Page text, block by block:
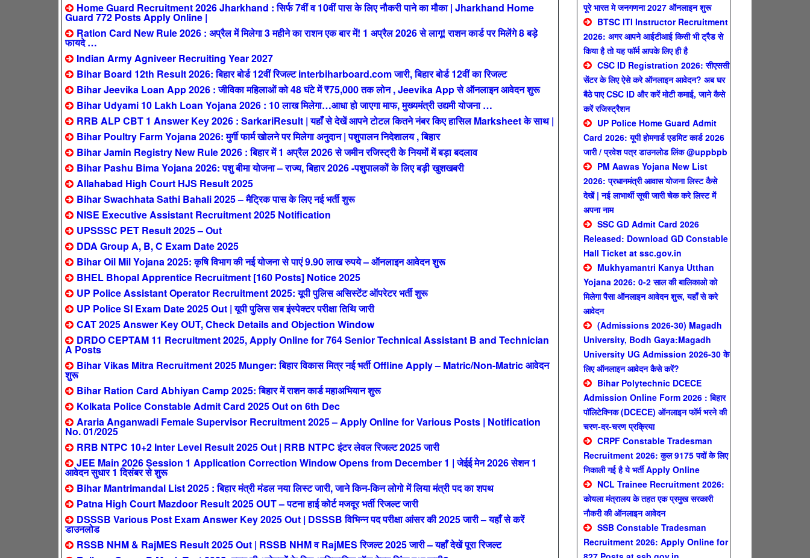
Home Guard Recruitment 2026 Jharkhand : सिर्फ 7वीं व 10वीं पास के लिए नौकरी पाने का मौका | Jharkhand Home
Guard 772 Posts Apply Online |
Ration Card New Rule 2026 : अप्रैल में मिलेगा 3 महीने का राशन एक बार में! 1 अप्रैल 2026 से लागू! राशन कार्ड पर मिलेंगे 8 बड़े
फायदे …
Indian Army Agniveer Recruiting Year 2027
Bihar Board 12th Result 2026: बिहार बोर्ड 12वीं रिजल्ट interbiharboard.com जारी, बिहार बोर्ड 12वीं का रिजल्ट
Bihar Jeevika Loan App 2026 : जीविका महिलाओं को 48 घंटे में ₹75,000 तक लोन , Jeevika App से ऑनलाइन आवेदन शुरू
Bihar Udyami 10 Lakh Loan Yojana 2026 : 10 लाख मिलेगा…आधा हो जाएगा माफ, मुख्यमंत्री उद्यमी योजना …
RRB ALP CBT 1 Answer Key 2026 : SarkariResult | यहाँ से देखें आपने टोटल कितने नंबर किए हासिल Marksheet के साथ |
Bihar Poultry Farm Yojana 2026: मुर्गी फार्म खोलने पर मिलेगा अनुदान | पशुपालन निदेशालय , बिहार
Bihar Jamin Registry New Rule 2026 : बिहार में 1 अप्रैल 2026 से जमीन रजिस्ट्री के नियमों में बड़ा बदलाव
Bihar Pashu Bima Yojana 2026: पशु बीमा योजना – राज्य, बिहार 2026 -पशुपालकों के लिए बड़ी खुशखबरी
Allahabad High Court HJS Result 2025
Bihar Swachhata Sathi Bahali 2025 – मैट्रिक पास के लिए नई भर्ती शुरू
NISE Executive Assistant Recruitment 2025 Notification
UPSSSC PET Result 2025 – Out
DDA Group A, B, C Exam Date 2025
Bihar Oil Mil Yojana 2025: कृषि विभाग की नई योजना से पाएं 9.90 लाख रुपये – ऑनलाइन आवेदन शुरू
BHEL Bhopal Apprentice Recruitment [160 Posts] Notice 2025
UP Police Assistant Operator Recruitment 2025: यूपी पुलिस असिस्टेंट ऑपरेटर भर्ती शुरू
UP Police SI Exam Date 2025 Out | यूपी पुलिस सब इंस्पेक्टर परीक्षा तिथि जारी
CAT 2025 Answer Key OUT, Check Details and Objection Window
DRDO CEPTAM 11 Recruitment 2025, Apply Online for 764 Senior Technical Assistant B and Technician
A Posts
Bihar Vikas Mitra Recruitment 2025 Munger: बिहार विकास मित्र नई भर्ती Offline Apply – Matric/Non-Matric आवेदन
शुरू
Bihar Ration Card Abhiyan Camp 2025: बिहार में राशन कार्ड महाअभियान शुरू
Kolkata Police Constable Admit Card 2025 Out on 6th Dec
Araria Anganwadi Female Supervisor Recruitment 2025 – Apply Online for Various Posts | Notification
No. 01/2025
RRB NTPC 10+2 Inter Level Result 2025 Out | RRB NTPC इंटर लेवल रिजल्ट 2025 जारी
JEE Main 2026 Session 1 Application Correction Window Opens from December 1 | जेईई मेन 2026 सेशन 1
आवेदन सुधार 1 दिसंबर से शुरू
Bihar Mantrimandal List 2025 : बिहार मंत्री मंडल नया लिस्ट जारी, जाने किन-किन लोगो में लिया मंत्री पद का शपथ
Patna High Court Mazdoor Result 2025 OUT – पटना हाई कोर्ट मजदूर भर्ती रिजल्ट जारी
DSSSB Various Post Exam Answer Key 2025 Out | DSSSB विभिन्न पद परीक्षा आंसर की 2025 जारी – यहाँ से करें
डाउनलोड
RSSB NHM & RajMES Result 2025 Out | RSSB NHM व RajMES रिजल्ट 2025 जारी – यहाँ देखें पूरा रिजल्ट
पूरे भारत मे जनगणना 2027 ऑनलाइन शुरू
BTSC ITI Instructor Recruitment
2026: अगर आपने आईटीआई किसी भी ट्रैड से
किया है तो यह फॉर्म आपके लिए ही है
CSC ID Registration 2026: सीएससी
सेंटर के लिए ऐसे करे ऑनलाइन आवेदन? अब घर
बैठे पाए CSC ID और करें मोटी कमाई, जाने कैसे
करें रजिस्ट्रैशन
UP Police Home Guard Admit
Card 2026: यूपी होमगार्ड एडमिट कार्ड 2026
जारी / प्रवेश पत्र डाउनलोड लिंक @uppbpb
PM Aawas Yojana New List
2026: प्रधानमंत्री आवास योजना लिस्ट कैसे
देखें | नई लाभार्थी सूची जारी चेक करे लिस्ट में
अपना नाम
SSC GD Admit Card 2026
Released: Download GD Constable
Hall Ticket at ssc.gov.in
Mukhyamantri Kanya Utthan
Yojana 2026: 0-2 साल की बालिकाओ को
मिलेगा पैसा ऑनलाइन आवेदन शुरू, यहाँ से करे
आवेदन
(Admissions 2026-30) Magadh
University, Bodh Gaya:Magadh
University UG Admission 2026-30 के
लिए ऑनलाइन आवेदन कैसे करें?
Bihar Polytechnic DCECE
Admission Online Form 2026 : बिहार
पॉलिटेक्निक (DCECE) ऑनलाइन फॉर्म भरने की
चरण-दर-चरण प्रक्रिया
CRPF Constable Tradesman
Recruitment 2026: कुल 9175 पदों के लिए
निकाली गई है ये भर्ती Apply Online
NCL Trainee Recruitment 2026:
कोयला मंत्रालय के तहत एक प्रमुख सरकारी
नौकरी की ऑनलाइन आवेदन
SSB Constable Tradesman
Recruitment 2026: Apply Online for